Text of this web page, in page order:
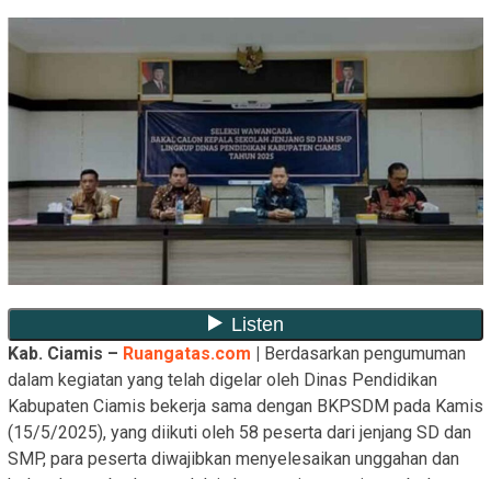
Kab. Ciamis – Ruangatas.com | Berdasarkan pengumuman
dalam kegiatan yang telah digelar oleh Dinas Pendidikan
Kabupaten Ciamis bekerja sama dengan BKPSDM pada Kamis
(15/5/2025), yang diikuti oleh 58 peserta dari jenjang SD dan
SMP, para peserta diwajibkan menyelesaikan unggahan dan